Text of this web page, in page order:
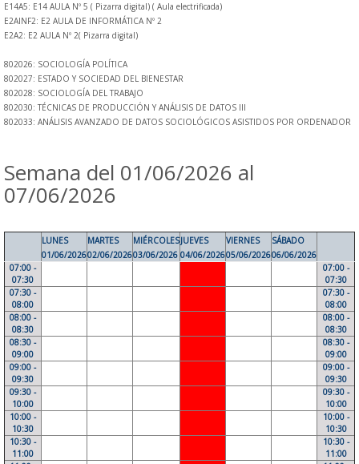
E14A5: E14 AULA Nº 5 ( Pizarra digital) ( Aula electrificada)
E2AINF2: E2 AULA DE INFORMÁTICA Nº 2
E2A2: E2 AULA Nº 2( Pizarra digital)
802026: SOCIOLOGÍA POLÍTICA
802027: ESTADO Y SOCIEDAD DEL BIENESTAR
802028: SOCIOLOGÍA DEL TRABAJO
802030: TÉCNICAS DE PRODUCCIÓN Y ANÁLISIS DE DATOS III
802033: ANÁLISIS AVANZADO DE DATOS SOCIOLÓGICOS ASISTIDOS POR ORDENADOR
Semana del 01/06/2026 al
07/06/2026
LUNES
01/06/2026
MARTES
02/06/2026
MIÉRCOLES
03/06/2026
JUEVES
04/06/2026
VIERNES
05/06/2026
SÁBADO
06/06/2026
07:00 -
07:30
07:00 -
07:30
07:30 -
08:00
07:30 -
08:00
08:00 -
08:30
08:00 -
08:30
08:30 -
09:00
08:30 -
09:00
09:00 -
09:30
09:00 -
09:30
09:30 -
10:00
09:30 -
10:00
10:00 -
10:30
10:00 -
10:30
10:30 -
11:00
10:30 -
11:00